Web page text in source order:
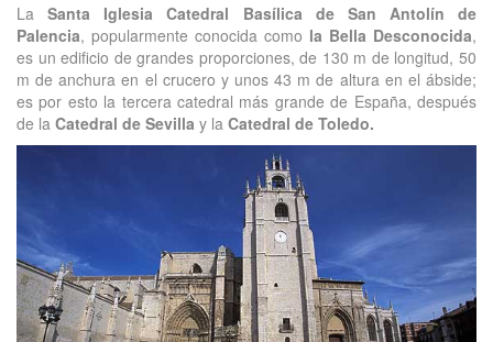
LaSanta Iglesia Catedral Basílica de San Antolín de
Palencia, popularmente conocida como la Bella Desconocida,
es un edificio de grandes proporciones, de 130 m de longitud, 50
m de anchura en el crucero y unos 43 m de altura en el ábside;
es por esto la tercera catedral más grande de España, después
de la Catedral de Sevilla y la Catedral de Toledo.